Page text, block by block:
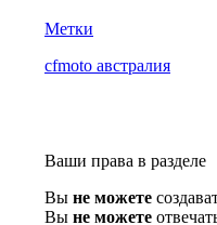
Метки
cfmoto австралия
Ваши права в разделе
Вы не можете
Вы не можете